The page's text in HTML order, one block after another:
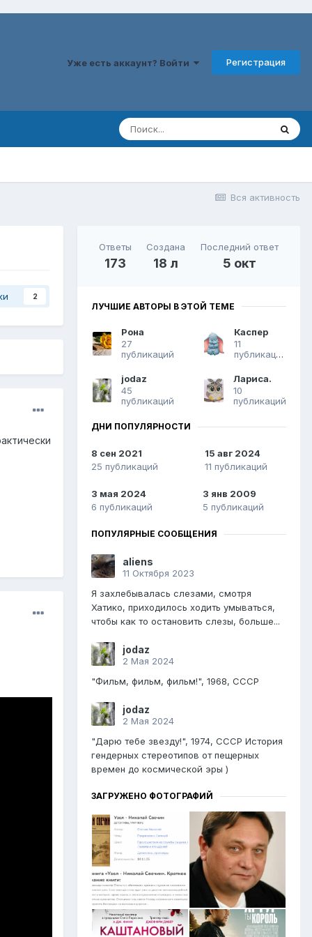
Уже есть аккаунт? Войти Регистрация
Вся активность
2
Ответы
173
Создана
18 л
Последний ответ
5 окт
ЛУЧШИЕ АВТОРЫ В ЭТОЙ ТЕМЕ
Рона
27
публикаций
Каспер
11
публикаций
jodaz
45
публикаций
Лариса.
10
публикаций
ДНИ ПОПУЛЯРНОСТИ
8 сен 2021
25 публикаций
15 авг 2024
11 публикаций
3 мая 2024
6 публикаций
3 янв 2009
5 публикаций
ПОПУЛЯРНЫЕ СООБЩЕНИЯ
aliens
11 Октября 2023
Я захлебывалась слезами, смотря
Хатико, приходилось ходить умываться,
чтобы как то остановить слезы, больше...
jodaz
2 Мая 2024
"Фильм, фильм, фильм!", 1968, СССР
jodaz
2 Мая 2024
"Дарю тебе звезду!", 1974, СССР История
гендерных стереотипов от пещерных
времен до космической эры )
ЗАГРУЖЕНО ФОТОГРАФИЙ